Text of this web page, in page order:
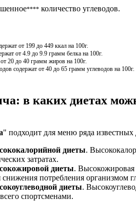
****количество углеводов.
от 199 до 449 ккал на 100г.
от 4.9 до 9.9 грамм белка на 100г.
20 до 40 грамм жиров на 100г.
содержат от 40 до 65 грамм углеводов на 100г.
в каких диетах
" подходит для меню ряда известных
диеты.
затратах.
диеты. Высокожировая
потребления организмом
диеты.
спортсменами.